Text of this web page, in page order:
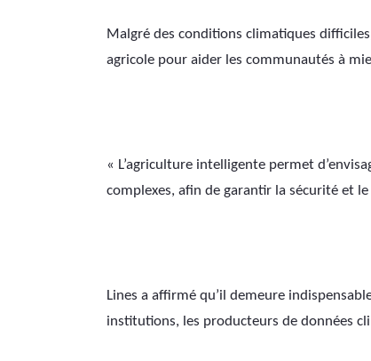
Malgré des conditions climatiques
agricole pour aider les communautés à
« L’agriculture intelligente permet
complexes, afin de garantir la sécurité et
Lines a affirmé qu’il demeure
institutions, les producteurs de données